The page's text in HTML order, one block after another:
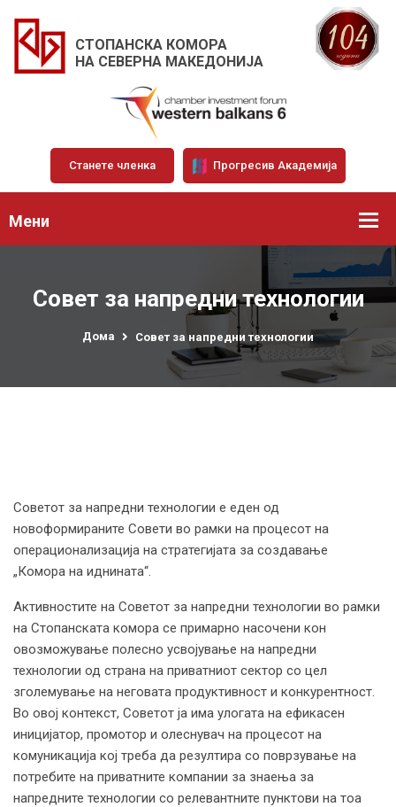
СТОПАНСКА КОМОРА
НА СЕВЕРНА МАКЕДОНИЈА
Станете членка Прогресив Академија
Мени
Совет за напредни технологии
Дома Совет за напредни технологии
Советот за напредни технологии е еден од
новоформираните Совети во рамки на процесот на
операционализација на стратегијата за создавање
„Комора на иднината“.
Активностите на Советот за напредни технологии во рамки
на Стопанската комора се примарно насочени кон
овозможување полесно усвојување на напредни
технологии од страна на приватниот сектор со цел
зголемување на неговата продуктивност и конкурентност.
Во овој контекст, Советот ја има улогата на ефикасен
иницијатор, промотор и олеснувач на процесот на
комуникација кој треба да резултира со поврзување на
потребите на приватните компании за знаења за
напредните технологии со релевантните пунктови на тоа